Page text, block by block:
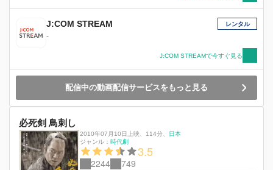
J:COM STREAM
-
レンタル
J:COM STREAMで今すぐ見る
配信中の動画配信サービスをもっと見る
必死剣 鳥刺し
2010年07月10日上映 114分
日本
ジャンル： 時代劇
3.5
2244 749